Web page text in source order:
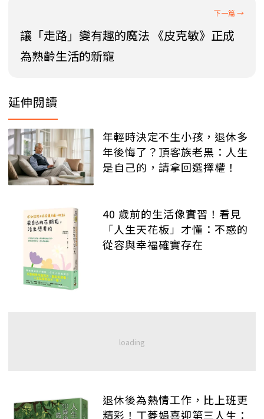
讓「走路」變有趣的魔法 《皮克敏》正成
為熟齡生活的新寵
延伸閱讀
年輕時決定不生小孩，退休多
年後悔了？頂客族老黑：人生
是自己的，請拿回選擇權！
40 歲前的生活像實習！看見
「人生天花板」才懂：不惑的
從容與幸福確實存在
退休後為熱情工作，比上班更
精彩！丁菱娟喜迎第三人生：